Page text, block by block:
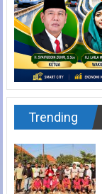
Trending